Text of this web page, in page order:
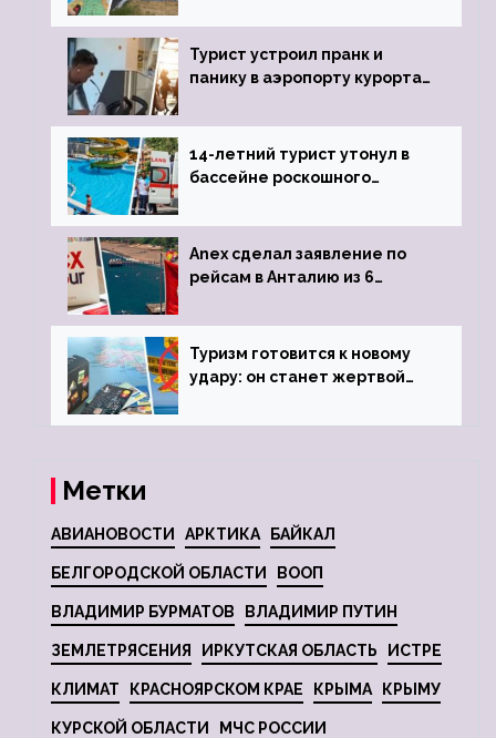
виз
Турист устроил пранк и
панику в аэропорту курорта,
задержке рейса
14-летний турист утонул в
бассейне роскошного
Anex сделал заявление по
рейсам в Анталию из 6
Туризм готовится к новому
удару: он станет жертвой
Метки
АВИАНОВОСТИ АРКТИКА БАЙКАЛ
БЕЛГОРОДСКОЙ ОБЛАСТИ ВООП
ВЛАДИМИР БУРМАТОВ ВЛАДИМИР ПУТИН
ЗЕМЛЕТРЯСЕНИЯ ИРКУТСКАЯ ОБЛАСТЬ ИСТРЕ
КЛИМАТ КРАСНОЯРСКОМ КРАЕ КРЫМА КРЫМУ
КУРСКОЙ ОБЛАСТИ МЧС РОССИИ